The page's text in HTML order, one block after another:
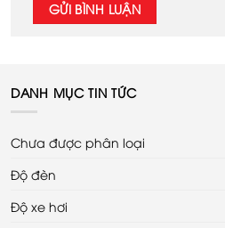
DANH MỤC TIN TỨC
Chưa được phân loại
Độ đèn
Độ xe hơi